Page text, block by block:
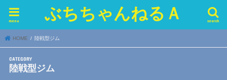
ぶちちゃんねるＡ search
menu
HOME 陸戦型ジム
陸戦型ジム